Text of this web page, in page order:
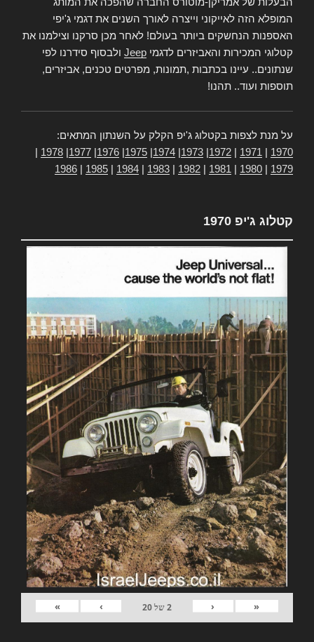
המופלא הזה לאייקוני וייצרה לאורך השנים את דגמי ג'יפי
האספנות הנחשקים ביותר בעולם! לאחר מכן סרקנו וצילמנו את
קטלוגי המכירות והאביזרים לדגמי Jeep ולבסוף סידרנו לפי
שנתונים.. עיינו בכתבות ,תמונות, מפרטים טכנים, אביזרים,
תוספות ועוד.. תהנו!
על מנת לצפות בקטלוג ג'יפ הקלק על השנתון המתאים:
1970
1971
1972
1973
1974
1975
1976
1977
1978
1979
1980
1981
1982
1983
1984
1985
1986
קטלוג ג'יפ 1970
«
‹
2של20
›
»